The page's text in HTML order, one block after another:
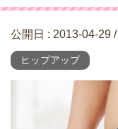
公開日 : 2013-04-29
ヒップアップ